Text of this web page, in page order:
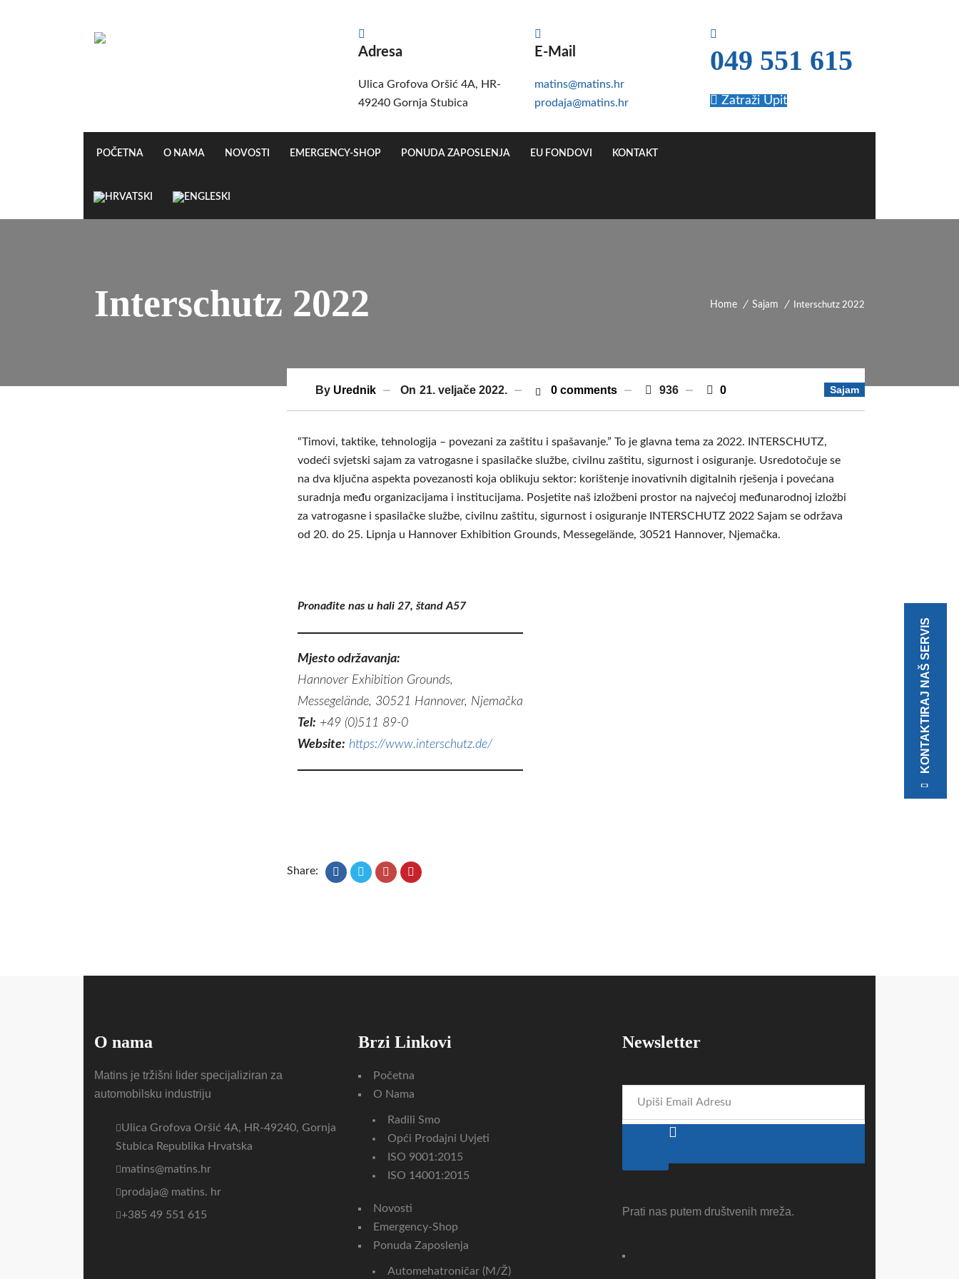
Adresa
Ulica Grofova Oršić 4A, HR-
49240 Gornja Stubica
E-Mail
matins@matins.hr
prodaja@matins.hr
049 551 615
Zatraži Upit
POČETNA O NAMA NOVOSTI EMERGENCY-SHOP PONUDA ZAPOSLENJA EU FONDOVI KONTAKT
Interschutz 2022 Home Sajam Interschutz 2022
Sajam
By Urednik On 21. veljače 2022. 0 comments 936 0
“Timovi, taktike, tehnologija – povezani za zaštitu i spašavanje.” To je glavna tema za 2022. INTERSCHUTZ,
vodeći svjetski sajam za vatrogasne i spasilačke službe, civilnu zaštitu, sigurnost i osiguranje. Usredotočuje se
na dva ključna aspekta povezanosti koja oblikuju sektor: korištenje inovativnih digitalnih rješenja i povećana
suradnja među organizacijama i institucijama. Posjetite naš izložbeni prostor na najvećoj međunarodnoj izložbi
za vatrogasne i spasilačke službe, civilnu zaštitu, sigurnost i osiguranje INTERSCHUTZ 2022 Sajam se održava
od 20. do 25. Lipnja u Hannover Exhibition Grounds, Messegelände, 30521 Hannover, Njemačka.
Pronađite nas u hali 27, štand A57
Mjesto održavanja:
Hannover Exhibition Grounds,
Messegelände, 30521 Hannover, Njemačka
Tel: +49 (0)511 89-0
Website: https://www.interschutz.de/
Share:
O nama
Matins je tržišni lider specijaliziran za
automobilsku industriju
Ulica Grofova Oršić 4A, HR-49240, Gornja
Stubica Republika Hrvatska
matins@matins.hr
prodaja@ matins. hr
+385 49 551 615
Brzi Linkovi
Početna
O Nama
Radili Smo
Opći Prodajni Uvjeti
ISO 9001:2015
ISO 14001:2015
Novosti
Emergency-Shop
Ponuda Zaposlenja
Automehatroničar (m/ž)
Newsletter
Prati nas putem društvenih mreža.
KONTAKTIRAJ NAŠ SERVIS